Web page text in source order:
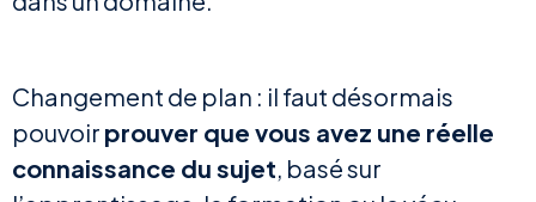
Changement de plan : il faut désormais
pouvoir prouver que vous avez une réelle
connaissance du sujet, basé sur